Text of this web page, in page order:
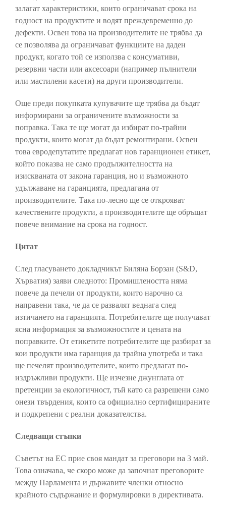
залагат характеристики, които ограничават срока на
годност на продуктите и водят преждевременно до
дефекти. Освен това на производителите не трябва да
се позволява да ограничават функциите на даден
продукт, когато той се използва с консумативи,
резервни части или аксесоари (например пълнители
или мастилени касети) на други производители.
Още преди покупката купувачите ще трябва да бъдат
информирани за ограничените възможности за
поправка. Така те ще могат да избират по-трайни
продукти, които могат да бъдат ремонтирани. Освен
това евродепутатите предлагат нов гаранционен етикет,
който показва не само продължителността на
изискваната от закона гаранция, но и възможното
удължаване на гаранцията, предлагана от
производителите. Така по-лесно ще се открояват
качествените продукти, а производителите ще обръщат
повече внимание на срока на годност.
Цитат
След гласуването докладчикът Биляна Борзан (S&D,
Хърватия) заяви следното: Промишлеността няма
повече да печели от продукти, които нарочно са
направени така, че да се развалят веднага след
изтичането на гаранцията. Потребителите ще получават
ясна информация за възможностите и цената на
поправките. От етикетите потребителите ще разбират за
кои продукти има гаранция да трайна употреба и така
ще печелят производителите, които предлагат по-
издръжливи продукти. Ще изчезне джунглата от
претенции за екологичност, тъй като са разрешени само
онези твърдения, които са официално сертифицираните
и подкрепени с реални доказателства.
Следващи стъпки
Съветът на ЕС прие своя мандат за преговори на 3 май.
Това означава, че скоро може да започнат преговорите
между Парламента и държавите членки относно
крайното съдържание и формулировки в директивата.